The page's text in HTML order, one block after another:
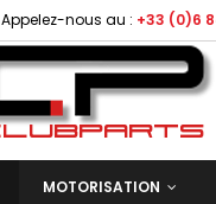
Appelez-nous au : +33 (0)6
MOTORISATION